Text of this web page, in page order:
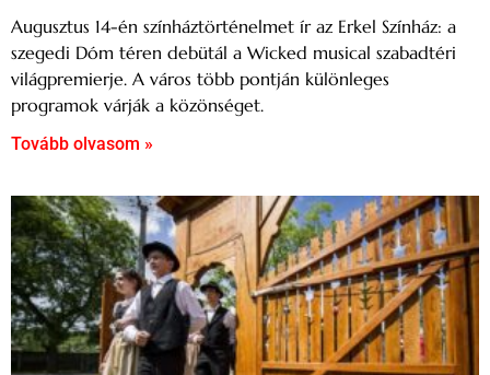
Augusztus 14-én színháztörténelmet ír az Erkel Színház: a
szegedi Dóm téren debütál a Wicked musical szabadtéri
világpremierje. A város több pontján különleges
programok várják a közönséget.
Tovább olvasom »